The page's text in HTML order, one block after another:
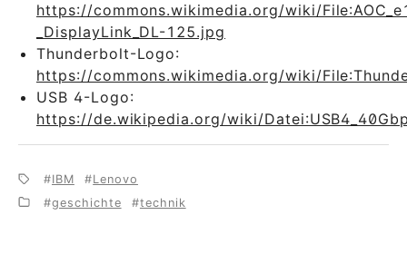
https://commons.wikimedia.org/wiki/
_DisplayLink_DL-125.jpg
Thunderbolt-Logo:
https://commons.wikimedia.org/wiki/
USB 4-Logo:
https://de.wikipedia.org/wiki/
IBM
Lenovo
geschichte
technik